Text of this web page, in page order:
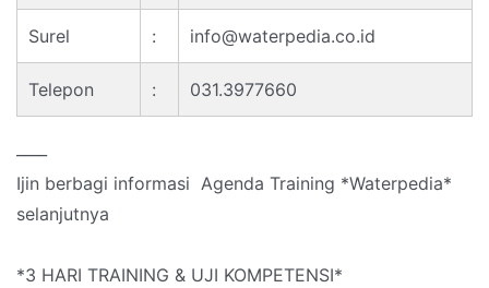
Surel : info@waterpedia.co.id
Telepon : 031.3977660
Ijin berbagi informasi Agenda Training *Waterpedia*
selanjutnya
*3 HARI TRAINING & UJI KOMPETENSI*